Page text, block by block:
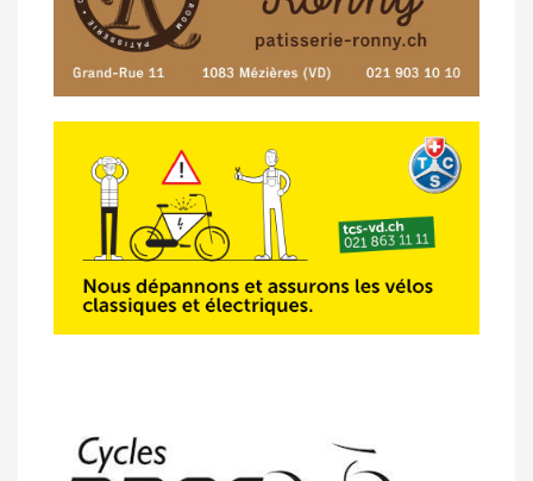
23/04 - Classement Route -4e Pringy -
Moléson (TdC #3)
14/04 -Photos -Les photos du 5e GP
de Semsales
14/04 - Classement Route -
5e GP de
Semsales (TdC #2)